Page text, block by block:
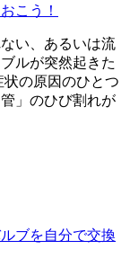
こう！
い、あるいは流
ルが突然起きた
の原因のひとつ
」のひび割れが